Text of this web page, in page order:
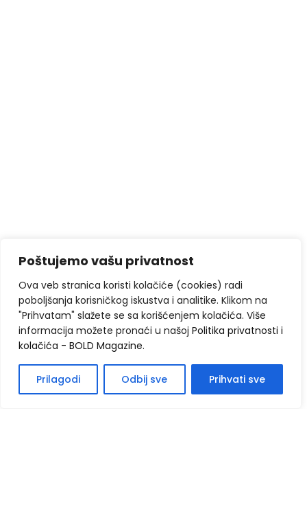
Poštujemo vašu privatnost
Ova veb stranica koristi kolačiće (cookies) radi
poboljšanja korisničkog iskustva i analitike. Klikom na
"Prihvatam" slažete se sa korišćenjem kolačića. Više
informacija možete pronaći u našoj Politika privatnosti i
kolačića - BOLD Magazine.
Prilagodi Odbij sve Prihvati sve